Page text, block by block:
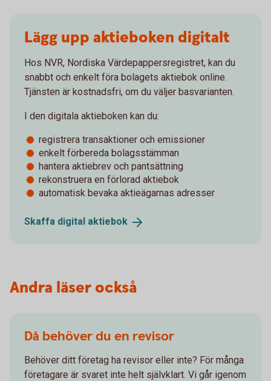
Lägg upp aktieboken digitalt
Hos NVR, Nordiska Värdepappersregistret, kan du
snabbt och enkelt föra bolagets aktiebok online.
Tjänsten är kostnadsfri, om du väljer basvarianten.
I den digitala aktieboken kan du:
registrera transaktioner och emissioner
enkelt förbereda bolagsstämman
hantera aktiebrev och pantsättning
rekonstruera en förlorad aktiebok
automatisk bevaka aktieägarnas adresser
Skaffa digital aktiebok
Andra läser också
Då behöver du en revisor
Behöver ditt företag ha revisor eller inte? För många
företagare är svaret inte helt självklart. Vi går igenom